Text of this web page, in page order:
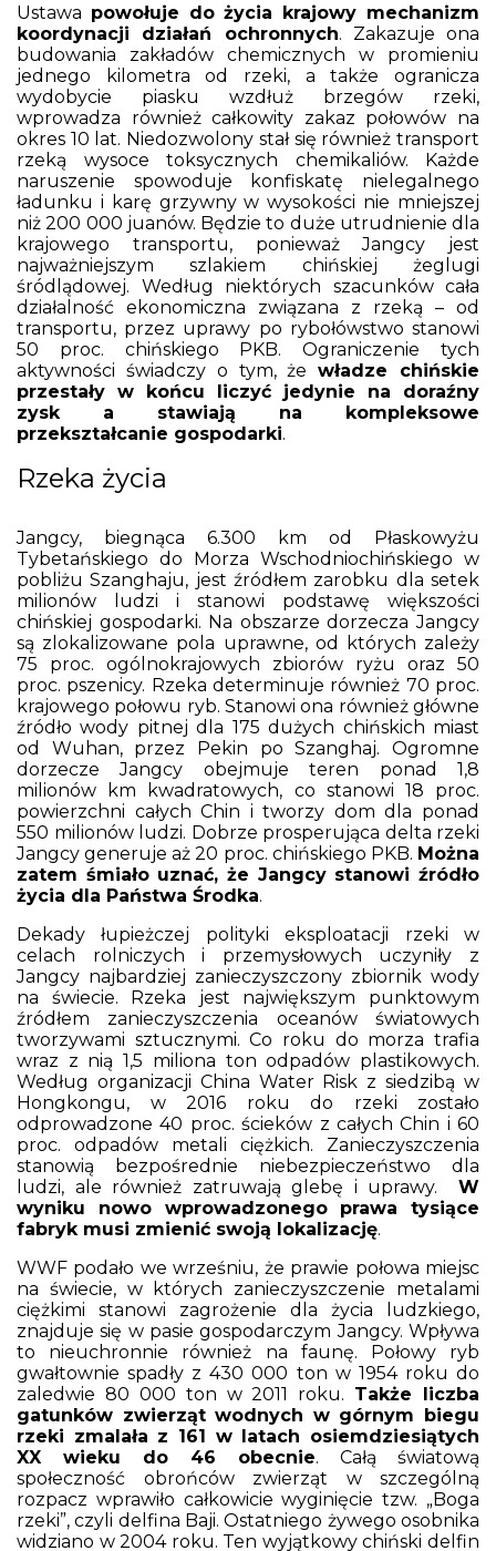
Ustawa powołuje do życia krajowy mechanizm
koordynacji działań ochronnych. Zakazuje ona
budowania zakładów chemicznych w promieniu
jednego kilometra od rzeki, a także ogranicza
wydobycie piasku wzdłuż brzegów rzeki,
wprowadza również całkowity zakaz połowów na
okres 10 lat. Niedozwolony stał się również transport
rzeką wysoce toksycznych chemikaliów. Każde
naruszenie spowoduje konfiskatę nielegalnego
ładunku i karę grzywny w wysokości nie mniejszej
niż 200 000 juanów. Będzie to duże utrudnienie dla
krajowego transportu, ponieważ Jangcy jest
najważniejszym szlakiem chińskiej żeglugi
śródlądowej. Według niektórych szacunków cała
działalność ekonomiczna związana z rzeką – od
transportu, przez uprawy po rybołówstwo stanowi
50 proc. chińskiego PKB. Ograniczenie tych
aktywności świadczy o tym, żewładze chińskie
przestały w końcu liczyć jedynie na doraźny
zysk a stawiają na kompleksowe
przekształcanie gospodarki.
Rzeka życia
Jangcy, biegnąca 6.300 km od Płaskowyżu
Tybetańskiego do Morza Wschodniochińskiego w
pobliżu Szanghaju, jest źródłem zarobku dla setek
milionów ludzi i stanowi podstawę większości
chińskiej gospodarki. Na obszarze dorzecza Jangcy
są zlokalizowane pola uprawne, od których zależy
75 proc. ogólnokrajowych zbiorów ryżu oraz 50
proc. pszenicy. Rzeka determinuje również 70 proc.
krajowego połowu ryb. Stanowi ona również główne
źródło wody pitnej dla 175 dużych chińskich miast
od Wuhan, przez Pekin po Szanghaj. Ogromne
dorzecze Jangcy obejmuje teren ponad 1,8
milionów km kwadratowych, co stanowi 18 proc.
powierzchni całych Chin i tworzy dom dla ponad
550 milionów ludzi. Dobrze prosperująca delta rzeki
Jangcy generuje aż 20 proc. chińskiego PKB. Można
zatem śmiało uznać, że Jangcy stanowi źródło
życia dla Państwa Środka.
Dekady łupieżczej polityki eksploatacji rzeki w
celach rolniczych i przemysłowych uczyniły z
Jangcy najbardziej zanieczyszczony zbiornik wody
na świecie. Rzeka jest największym punktowym
źródłem zanieczyszczenia oceanów światowych
tworzywami sztucznymi. Co roku do morza trafia
wraz z nią 1,5 miliona ton odpadów plastikowych.
Według organizacji China Water Risk z siedzibą w
Hongkongu, w 2016 roku do rzeki zostało
odprowadzone 40 proc. ścieków z całych Chin i 60
proc. odpadów metali ciężkich. Zanieczyszczenia
stanowią bezpośrednie niebezpieczeństwo dla
ludzi, ale również zatruwają glebę i uprawy. W
wyniku nowo wprowadzonego prawa tysiące
fabryk musi zmienić swoją lokalizację.
WWF podało we wrześniu, że prawie połowa miejsc
na świecie, w których zanieczyszczenie metalami
ciężkimi stanowi zagrożenie dla życia ludzkiego,
znajduje się w pasie gospodarczym Jangcy. Wpływa
to nieuchronnie również na faunę. Połowy ryb
gwałtownie spadły z 430 000 ton w 1954 roku do
zaledwie 80 000 ton w 2011 roku. Także liczba
gatunków zwierząt wodnych w górnym biegu
rzeki zmalała z 161 w latach osiemdziesiątych
XX wieku do 46 obecnie. Całą światową
społeczność obrońców zwierząt w szczególną
rozpacz wprawiło całkowicie wyginięcie tzw. „Boga
rzeki”, czyli delfina Baji. Ostatniego żywego osobnika
widziano w 2004 roku. Ten wyjątkowy chiński delfin